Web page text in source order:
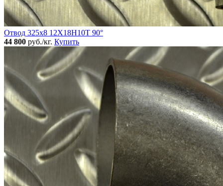
Отвод 325х8 12Х18Н10Т 90°
44 800 руб./кг. Купить